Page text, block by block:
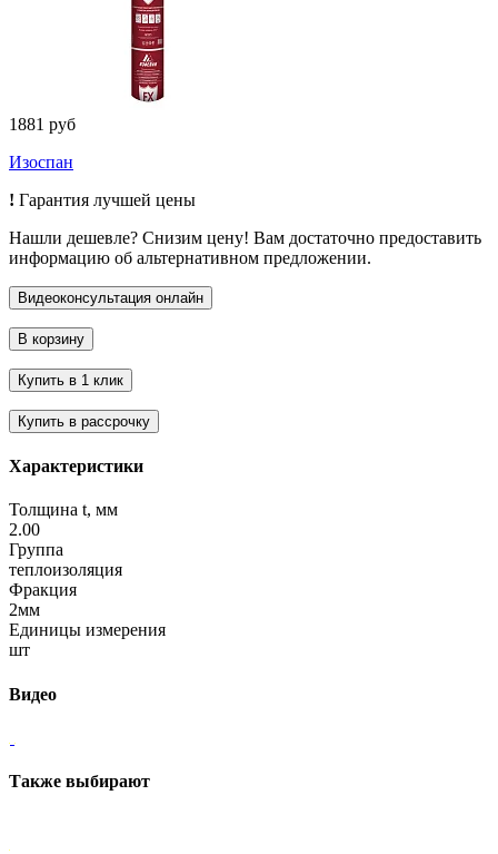
1881 руб
Изоспан
! Гарантия лучшей цены
Нашли дешевле? Снизим цену! Вам достаточно предоставить
информацию об альтернативном предложении.
Характеристики
Толщина t, мм
2.00
Группа
теплоизоляция
Фракция
2мм
Единицы измерения
шт
Видео
Также выбирают